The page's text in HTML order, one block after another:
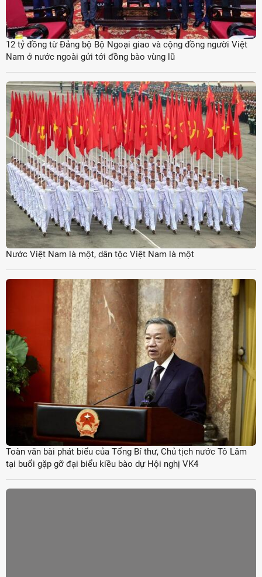
12 tỷ đồng từ Đảng bộ Bộ Ngoại giao và cộng đồng người Việt
Nam ở nước ngoài gửi tới đồng bào vùng lũ
Nước Việt Nam là một, dân tộc Việt Nam là một
Toàn văn bài phát biểu của Tổng Bí thư, Chủ tịch nước Tô Lâm
tại buổi gặp gỡ đại biểu kiều bào dự Hội nghị VK4